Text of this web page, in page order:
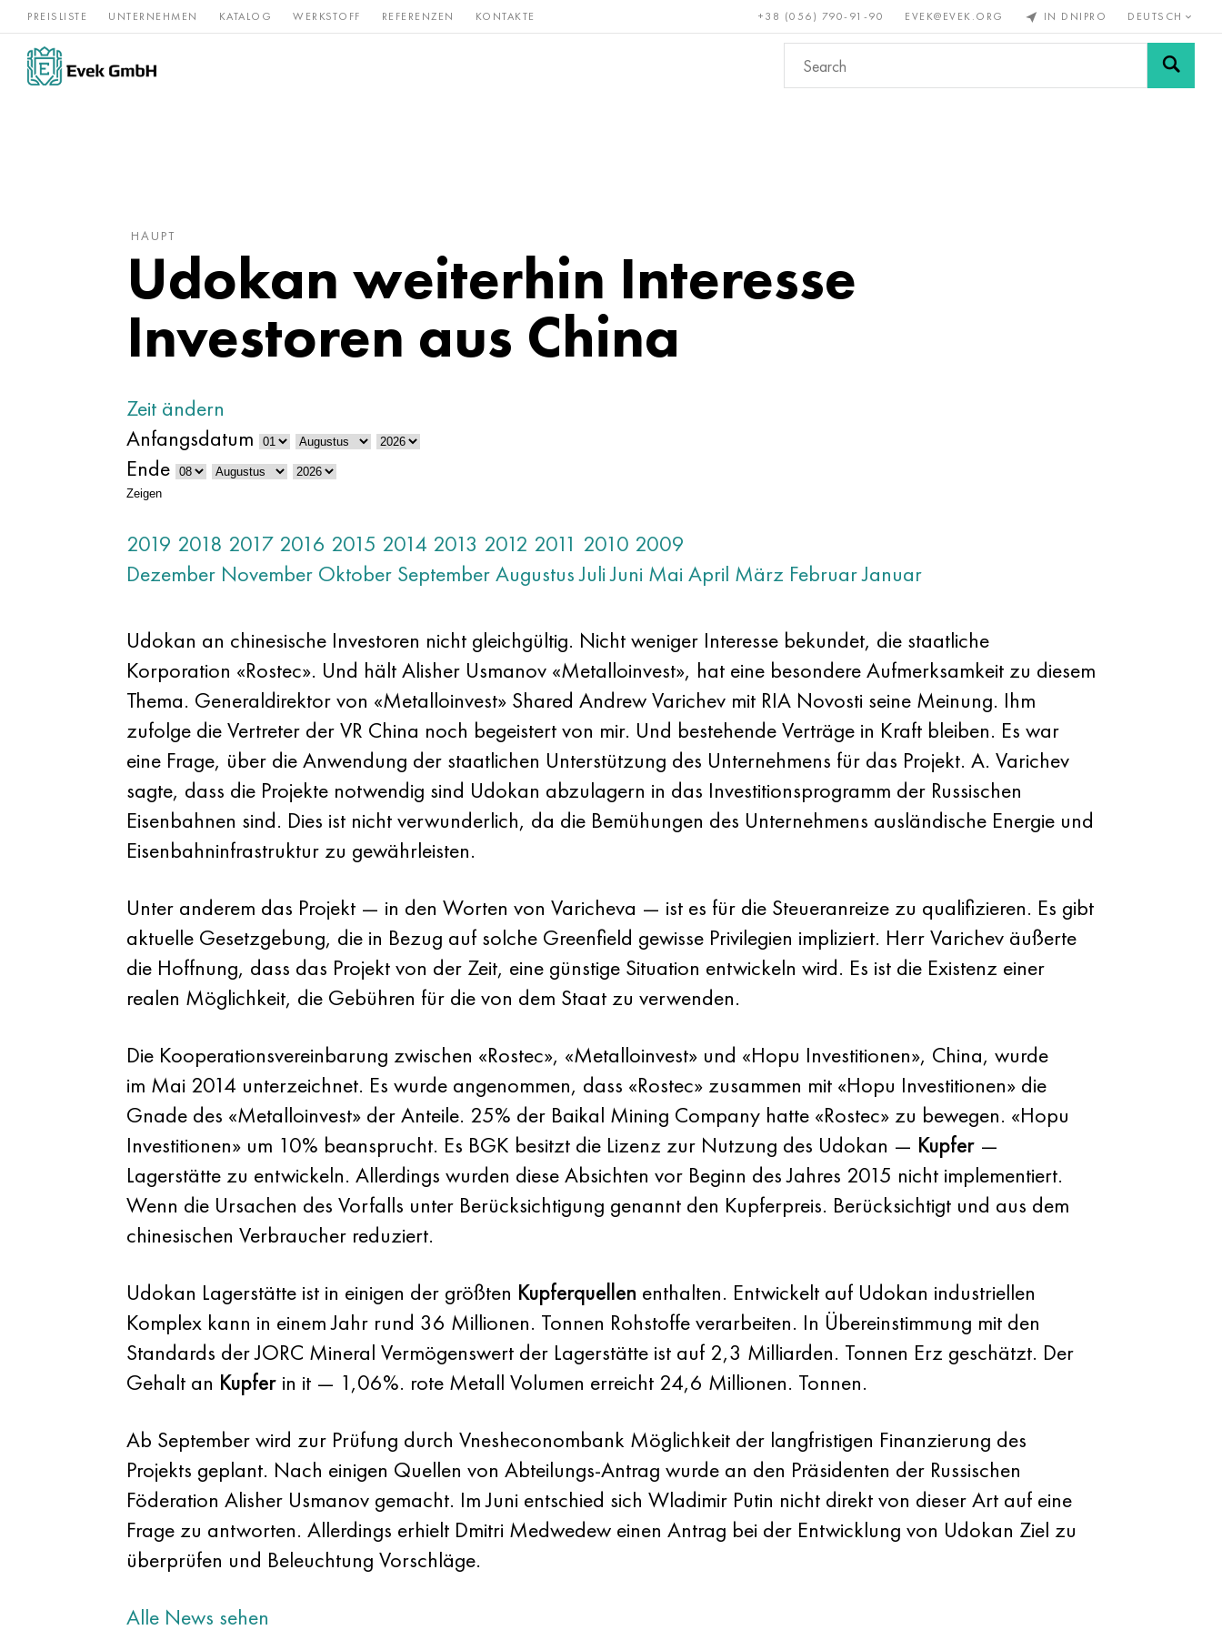
PREISLISTE UNTERNEHMEN KATALOG WERKSTOFF REFERENZEN KONTAKTE +38 (056) 790-91-90 EVEK@EVEK.ORG IN DNIPRO DEUTSCH
Nickel Rostfreier Seltene Erden & Bronze, Kupfer, Nichteisenmetalle Stahl Drahtgewebe &
HAUPT
Udokan weiterhin Interesse
Investoren aus China
Zeit ändern
Anfangsdatum
Ende
Zeigen
2019 2018 2017 2016 2015 2014 2013 2012 2011 2010 2009
Dezember November Oktober SeptemberAugustus Juli Juni Mai April März FebruarJanuar
Udokan an chinesische Investoren nicht gleichgültig. Nicht weniger Interesse bekundet, die staatliche
Korporation «Rostec». Und hält Alisher Usmanov «Metalloinvest», hat eine besondere Aufmerksamkeit zu diesem
Thema. Generaldirektor von «Metalloinvest» Shared Andrew Varichev mit RIA Novosti seine Meinung. Ihm
zufolge die Vertreter der VR China noch begeistert von mir. Und bestehende Verträge in Kraft bleiben. Es war
eine Frage, über die Anwendung der staatlichen Unterstützung des Unternehmens für das Projekt. A. Varichev
sagte, dass die Projekte notwendig sind Udokan abzulagern in das Investitionsprogramm der Russischen
Eisenbahnen sind. Dies ist nicht verwunderlich, da die Bemühungen des Unternehmens ausländische Energie und
Eisenbahninfrastruktur zu gewährleisten.
Unter anderem das Projekt — in den Worten von Varicheva — ist es für die Steueranreize zu qualifizieren. Es gibt
aktuelle Gesetzgebung, die in Bezug auf solche Greenfield gewisse Privilegien impliziert. Herr Varichev äußerte
die Hoffnung, dass das Projekt von der Zeit, eine günstige Situation entwickeln wird. Es ist die Existenz einer
realen Möglichkeit, die Gebühren für die von dem Staat zu verwenden.
Die Kooperationsvereinbarung zwischen «Rostec», «Metalloinvest» und «Hopu Investitionen», China, wurde
im Mai 2014 unterzeichnet. Es wurde angenommen, dass «Rostec» zusammen mit «Hopu Investitionen» die
Gnade des «Metalloinvest» der Anteile. 25% der Baikal Mining Company hatte «Rostec» zu bewegen. «Hopu
Investitionen» um 10% beansprucht. Es BGK besitzt die Lizenz zur Nutzung des Udokan — Kupfer—
Lagerstätte zu entwickeln. Allerdings wurden diese Absichten vor Beginn des Jahres 2015 nicht implementiert.
Wenn die Ursachen des Vorfalls unter Berücksichtigung genannt den Kupferpreis. Berücksichtigt und aus dem
chinesischen Verbraucher reduziert.
Udokan Lagerstätte ist in einigen der größten Kupferquellen enthalten. Entwickelt auf Udokan industriellen
Komplex kann in einem Jahr rund 36 Millionen. Tonnen Rohstoffe verarbeiten. In Übereinstimmung mit den
Standards der JORC Mineral Vermögenswert der Lagerstätte ist auf 2,3 Milliarden. Tonnen Erz geschätzt. Der
Gehalt an Kupferin it — 1,06%. rote Metall Volumen erreicht 24,6 Millionen. Tonnen.
Ab September wird zur Prüfung durch Vnesheconombank Möglichkeit der langfristigen Finanzierung des
Projekts geplant. Nach einigen Quellen von Abteilungs-Antrag wurde an den Präsidenten der Russischen
Föderation Alisher Usmanov gemacht. Im Juni entschied sich Wladimir Putin nicht direkt von dieser Art auf eine
Frage zu antworten. Allerdings erhielt Dmitri Medwedew einen Antrag bei der Entwicklung von Udokan Ziel zu
überprüfen und Beleuchtung Vorschläge.
Alle News sehen